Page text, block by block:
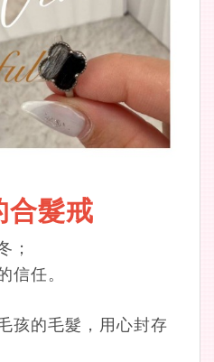
合髮戒
；
信任。
孩的毛髮，用心封存